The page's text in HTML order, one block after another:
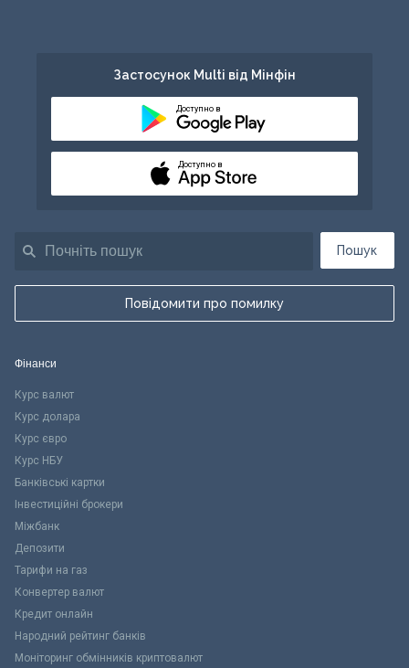
Пошук
Повідомити про помилку
Застосунок Multi від Мінфін
Доступно в
Доступно в
Фінанси
Курс валют
Курс долара
Курс євро
Курс НБУ
Банківські картки
Інвестиційні брокери
Міжбанк
Депозити
Тарифи на газ
Конвертер валют
Кредит онлайн
Народний рейтинг банків
Моніторинг обмінників криптовалют